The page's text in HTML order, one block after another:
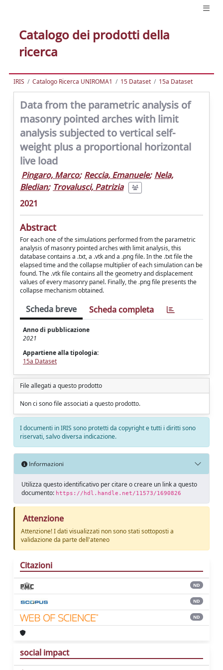
Catalogo dei prodotti della
ricerca
IRIS Catalogo Ricerca UNIROMA1 15 Dataset 15a Dataset
Data from the parametric analysis of
masonry pointed arches with limit
analysis subjected to vertical self-
weight plus a proportional horizontal
live load
Pingaro, Marco; Reccia, Emanuele; Nela,
Bledian; Trovalusci, Patrizia
2021
Abstract
For each one of the simulations performed from the parametric
analysis of masonry pointed arches with limit analysis, this
database contains a .txt, a .vtk and a .png file. In the .txt file the
elapsed time and the collapse multiplier of each simulation can be
found. The .vtk file contains all the geometry and displacement
values of every masonry panel. Finally, the .png file presents the
collapse mechanism obtained.
Scheda breve Scheda completa
Anno di pubblicazione
2021
Appartiene alla tipologia:
15a Dataset
File allegati a questo prodotto
Non ci sono file associati a questo prodotto.
I documenti in IRIS sono protetti da copyright e tutti i diritti sono
riservati, salvo diversa indicazione.
Informazioni
Utilizza questo identificativo per citare o creare un link a questo
documento: https://hdl.handle.net/11573/1690826
Attenzione
Attenzione! I dati visualizzati non sono stati sottoposti a
validazione da parte dell'ateneo
Citazioni
ND
ND
ND
social impact